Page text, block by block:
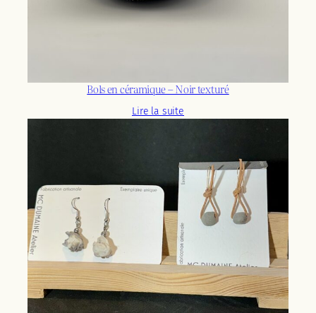
Bols en céramique – Noir texturé
Lire la suite